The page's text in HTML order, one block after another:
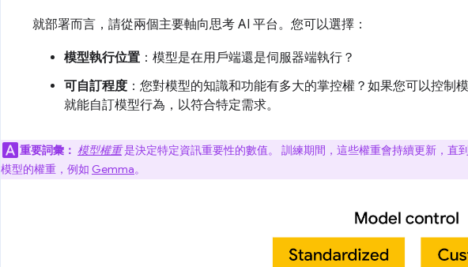
就部署而言，請從兩個主要軸向思考 AI 平台。您可以選擇：
模型執行位置 ：模型是在用戶端還是伺服器端執行？
可自訂程度 ：您對模型的知識和功能有多大的掌控權？如果您可以控制
就能自訂模型行為，以符合特定需求。
重要詞彙： 模型權重是決定特定資訊重要性的數值。 訓練期間，這些權重會持續更新，直
模型的權重，例如 Gemma。